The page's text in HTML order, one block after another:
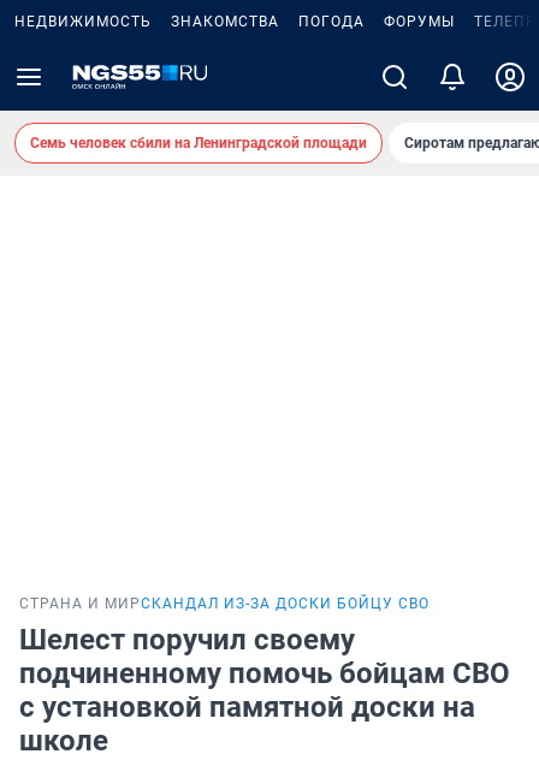
НЕДВИЖИМОСТЬ ЗНАКОМСТВА ПОГОДА ФОРУМЫ
Семь человек сбили на Ленинградской площади Сиротам
СТРАНА И МИРСКАНДАЛ ИЗ-ЗА ДОСКИ БОЙЦУ СВО
Шелест поручил своему
подчиненному помочь бойцам СВО
с установкой памятной доски на
школе